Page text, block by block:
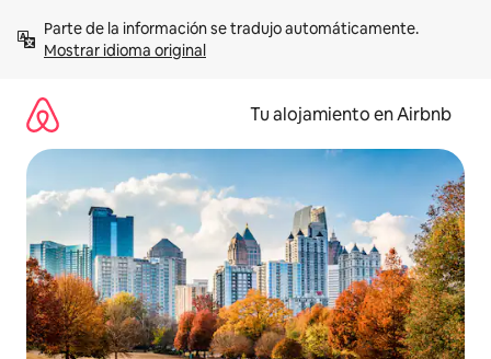
contenidoMostrar idioma original
Tu alojamiento en Airbnb